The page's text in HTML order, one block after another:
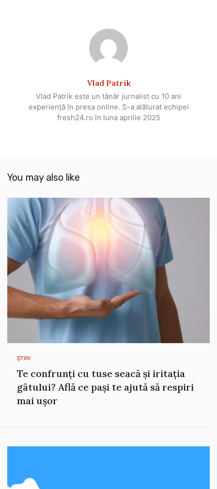
Vlad Patrik
Vlad Patrik este un tânăr jurnalist cu 10 ani
experiență în presa online. S-a alăturat echipei
fresh24.ro în luna aprilie 2025
You may also like
ȘTIRI
Te confrunți cu tuse seacă și iritația
gâtului? Află ce pași te ajută să respiri
mai ușor